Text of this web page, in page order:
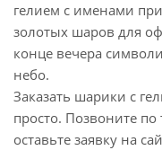
гелием с именами
золотых шаров для
конце вечера
небо.
Заказать шарики с
просто. Позвоните
оставьте заявку на